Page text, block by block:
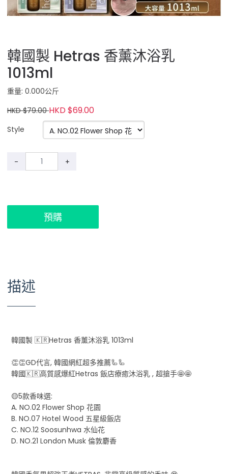
韓國製 Hetras 香薰沐浴乳
1013ml
重量: 0.000公斤
HKD $79.00HKD $69.00
Style
- +
預購
描述
韓國製 🇰🇷Hetras 香薰沐浴乳 1013ml
👏👏GD代言, 韓國網紅超多推薦🦾🦾
韓國🇰🇷高質感爆紅Hetras 飯店療癒沐浴乳 , 超搶手🤩🤩
🟡5款香味選:
A. NO.02 Flower Shop 花園
B. NO.07 Hotel Wood 五星級飯店
C. NO.12 Soosunhwa 水仙花
D. NO.21 London Musk 倫敦麝香